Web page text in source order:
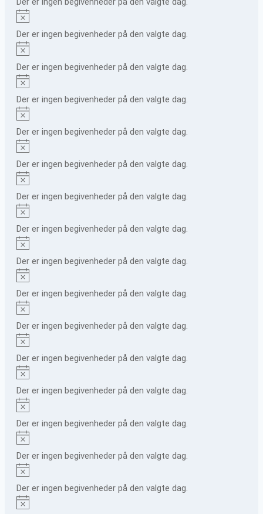
Notice
Der er ingen begivenheder på den valgte dag.
Notice
Der er ingen begivenheder på den valgte dag.
Notice
Der er ingen begivenheder på den valgte dag.
Notice
Der er ingen begivenheder på den valgte dag.
Notice
Der er ingen begivenheder på den valgte dag.
Notice
Der er ingen begivenheder på den valgte dag.
Notice
Der er ingen begivenheder på den valgte dag.
Notice
Der er ingen begivenheder på den valgte dag.
Notice
Der er ingen begivenheder på den valgte dag.
Notice
Der er ingen begivenheder på den valgte dag.
Notice
Der er ingen begivenheder på den valgte dag.
Notice
Der er ingen begivenheder på den valgte dag.
Notice
Der er ingen begivenheder på den valgte dag.
Notice
Der er ingen begivenheder på den valgte dag.
Notice
Der er ingen begivenheder på den valgte dag.
Notice